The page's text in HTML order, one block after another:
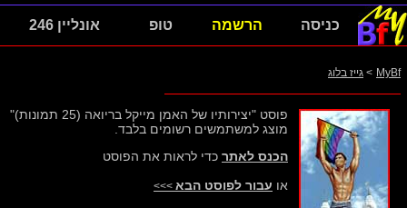
כניסה הרשמה טופ אונליין 246
MyBf
> גייז בלוג
פוסט "יצירותיו של האמן מייקל בריואה (25 תמונות)"
מוצג למשתמשים רשומים בלבד.
הכנס לאתר כדי לראות את הפוסט
או עבור לפוסט הבא >>>